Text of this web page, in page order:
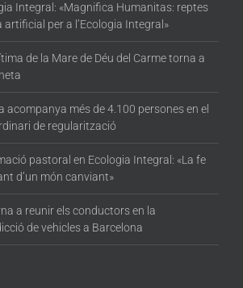
Integral: «Magnifica Humanitas: reptes
artificial per a l’Ecologia Integral»
de la Mare de Déu del Carme torna a
acompanya més de 4.100 persones en el
de regularització
pastoral en Ecologia Integral: «La fe
d’un món canviant»
a reunir els conductors en la
de vehicles a Barcelona